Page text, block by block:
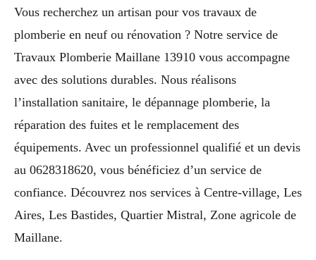
Vous recherchez un artisan pour vos travaux de
plomberie en neuf ou rénovation ? Notre service de
Travaux Plomberie Maillane 13910 vous accompagne
avec des solutions durables. Nous réalisons
l’installation sanitaire, le dépannage plomberie, la
réparation des fuites et le remplacement des
équipements. Avec un professionnel qualifié et un devis
au 0628318620, vous bénéficiez d’un service de
confiance. Découvrez nos services à Centre-village, Les
Aires, Les Bastides, Quartier Mistral, Zone agricole de
Maillane.